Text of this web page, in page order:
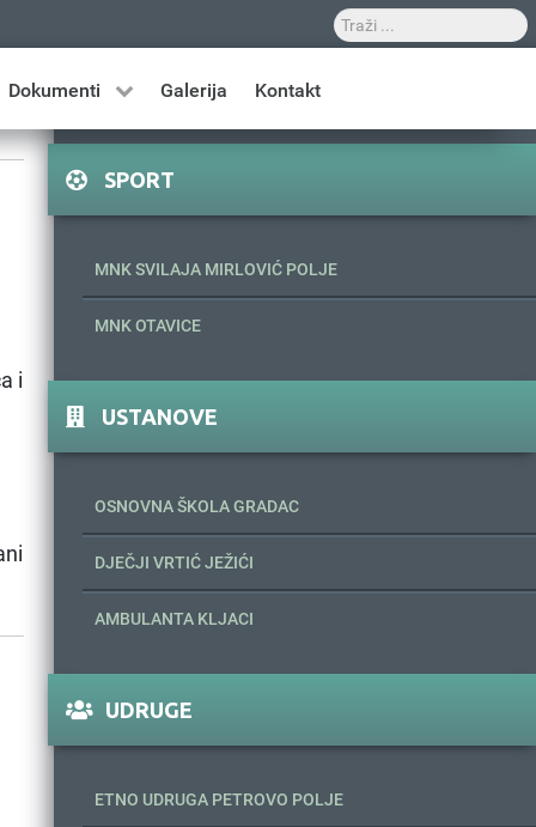
Dokumenti Galerija Kontakt
i
SPORT
MNK SVILAJA MIRLOVIĆ POLJE
MNK OTAVICE
USTANOVE
OSNOVNA ŠKOLA GRADAC
DJEČJI VRTIĆ JEŽIĆI
AMBULANTA KLJACI
UDRUGE
ETNO UDRUGA PETROVO POLJE